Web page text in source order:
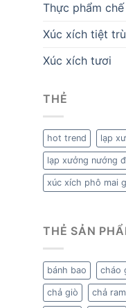
Thực phẩm
Xúc xích tiệt
Xúc xích tươi
THẺ
hot trend lạp
lạp xưởng nướng
xúc xích phô mai
THẺ SẢN
bánh bao cháo
chả giò chả ram